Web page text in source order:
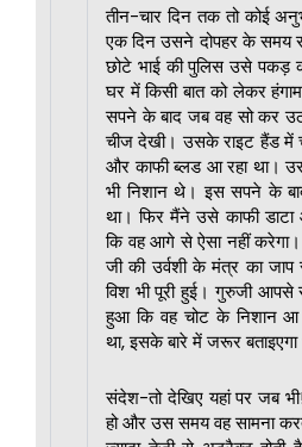
तीन-चार दिन तक तो कोई
एक दिन उसने दोपहर के समय
छोटे भाई की पुलिस उसे पकड़
घर में किसी बात को लेकर
सपने के बाद जब वह सो कर
चीज देखी। उसके राइट हैंड में
और काफी ब्लड आ रहा था।
भी निशान थे। इस सपने के
था। फिर मैंने उसे काफी डाटा
कि वह आगे से ऐसा नहीं
जी की उर्वशी के मंत्र का जाप
विश भी पूरी हुई। गुरुजी आपसे
हुआ कि वह चोट के निशान
था, इसके बारे में जरूर बताइएगा
संदेश-तो देखिए यहां पर जब
हो और उस समय वह सामना